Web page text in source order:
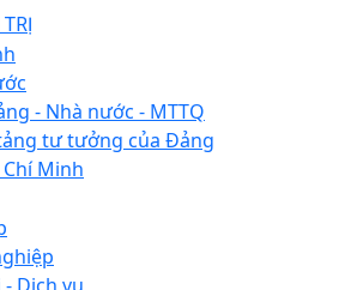
- Nhà nước - MTTQ
tư tưởng của Đảng
Minh